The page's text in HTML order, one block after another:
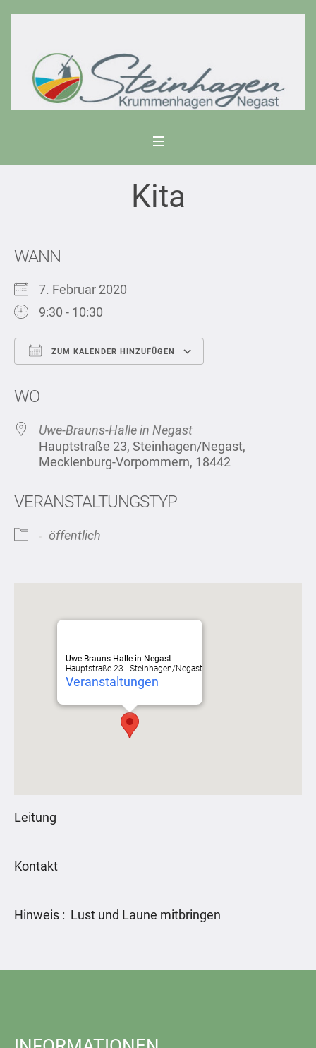
Kita
WANN
7. Februar 2020
9:30 - 10:30
ZUM KALENDER HINZUFÜGEN
WO
Uwe-Brauns-Halle in Negast
Hauptstraße 23, Steinhagen/Negast,
Mecklenburg-Vorpommern, 18442
VERANSTALTUNGSTYP
öffentlich
Uwe-Brauns-Halle in Negast
Hauptstraße 23 - Steinhagen/Negast
Veranstaltungen
Leitung
Kontakt
Hinweis : Lust und Laune mitbringen